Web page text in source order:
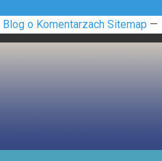
Blog o Komentarzach Sitemap —